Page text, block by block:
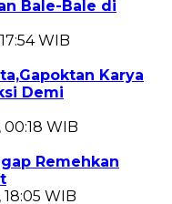
Bale-Bale di
WIB
Karya
Demi
WIB
Remehkan
WIB